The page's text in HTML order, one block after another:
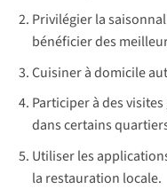
Privilégier la
bénéficier des
Cuisiner à domicile
Participer à des
dans certains
Utiliser les
la restauration locale.